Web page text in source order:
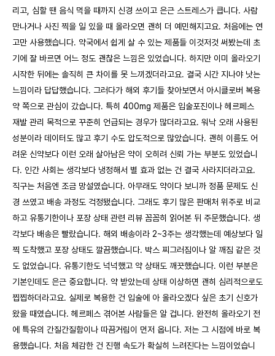
리고, 심할 땐 음식 먹을 때까지 신경 쓰이고 은근 스트레스가 큽니다. 사람
만나거나 사진 찍을 일 있을 때 올라오면 괜히 더 예민해지고요. 처음에는 연
고만 사용했습니다. 약국에서 쉽게 살 수 있는 제품들 이것저것 써봤는데 초
기에 잘 바르면 어느 정도 괜찮은 느낌은 있었습니다. 하지만 이미 올라오기
시작한 뒤에는 솔직히 큰 차이를 못 느끼겠더라고요. 결국 시간 지나야 낫는
느낌이라 답답했습니다. 그러다가 해외 후기들 찾아보면서 아시클로버 복용
약 쪽으로 관심이 갔습니다. 특히 400mg 제품은 입술포진이나 헤르페스
재발 관리 목적으로 꾸준히 언급되는 경우가 많더라고요. 워낙 오래 사용된
성분이라 데이터도 많고 후기 수도 압도적으로 많았습니다. 괜히 이름도 어
려운 신약보다 이런 오래 살아남은 약이 오히려 신뢰 가는 부분도 있었습니
다. 인간 사회는 생각보다 냉정해서 별 효과 없는 건 결국 사라지더라고요.
직구는 처음엔 조금 망설였습니다. 아무래도 약이다 보니까 정품 문제도 신
경 쓰였고 배송 과정도 걱정됐습니다. 그래도 후기 많은 판매처 위주로 비교
하고 유통기한이나 포장 상태 관련 리뷰 꼼꼼히 읽어본 뒤 주문했습니다. 생
각보다 배송은 빨랐습니다. 해외 배송이라 2~3주는 생각했는데 예상보다 일
찍 도착했고 포장 상태도 깔끔했습니다. 박스 찌그러짐이나 알 깨짐 같은 것
도 없었습니다. 유통기한도 넉넉했고 약 상태도 깨끗했습니다. 이런 부분은
기본인데도 은근 중요합니다. 약 받았는데 상태 이상하면 괜히 심리적으로도
찝찝하더라고요. 실제로 복용한 건 입술에 아 올라오겠다 싶은 초기 신호가
왔을 때였습니다. 헤르페스 겪어본 사람들은 알 겁니다. 완전히 올라오기 전
에 특유의 간질간질함이나 따끔거림이 먼저 옵니다. 저는 그 시점에 바로 복
용했습니다. 처음 체감한 건 진행 속도가 확실히 느려진다는 느낌이었습니